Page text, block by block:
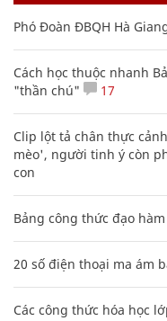
Phó Đoàn ĐBQH Hà
Cách học thuộc nhanh
"thần chú"
17
Clip lột tả chân thực
mèo', người tinh ý còn
con
Bảng công thức đạo
20 số điện thoại ma ám
Các công thức hóa học